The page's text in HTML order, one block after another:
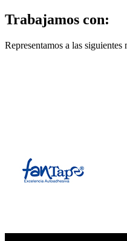
Trabajamos con:
Representamos a las siguientes